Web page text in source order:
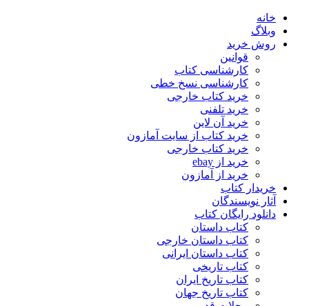
خانه
وبلاگ
روش خرید
قوانین
کارشناسی کتاب
کارشناسی نسخ خطی
خرید کتاب خارجی
خرید تلفنی
خرید آن لاین
خرید کتاب از سایت آمازون
خرید کتاب خارجی
خرید از ebay
خرید از آمازون
خریدار کتاب
آثار نویسندگان
دانلود رایگان کتاب
کتاب داستان
کتاب داستان خارجی
کتاب داستان ایرانی
کتاب تاریخی
کتاب تاریخ ایران
کتاب تاریخ جهان